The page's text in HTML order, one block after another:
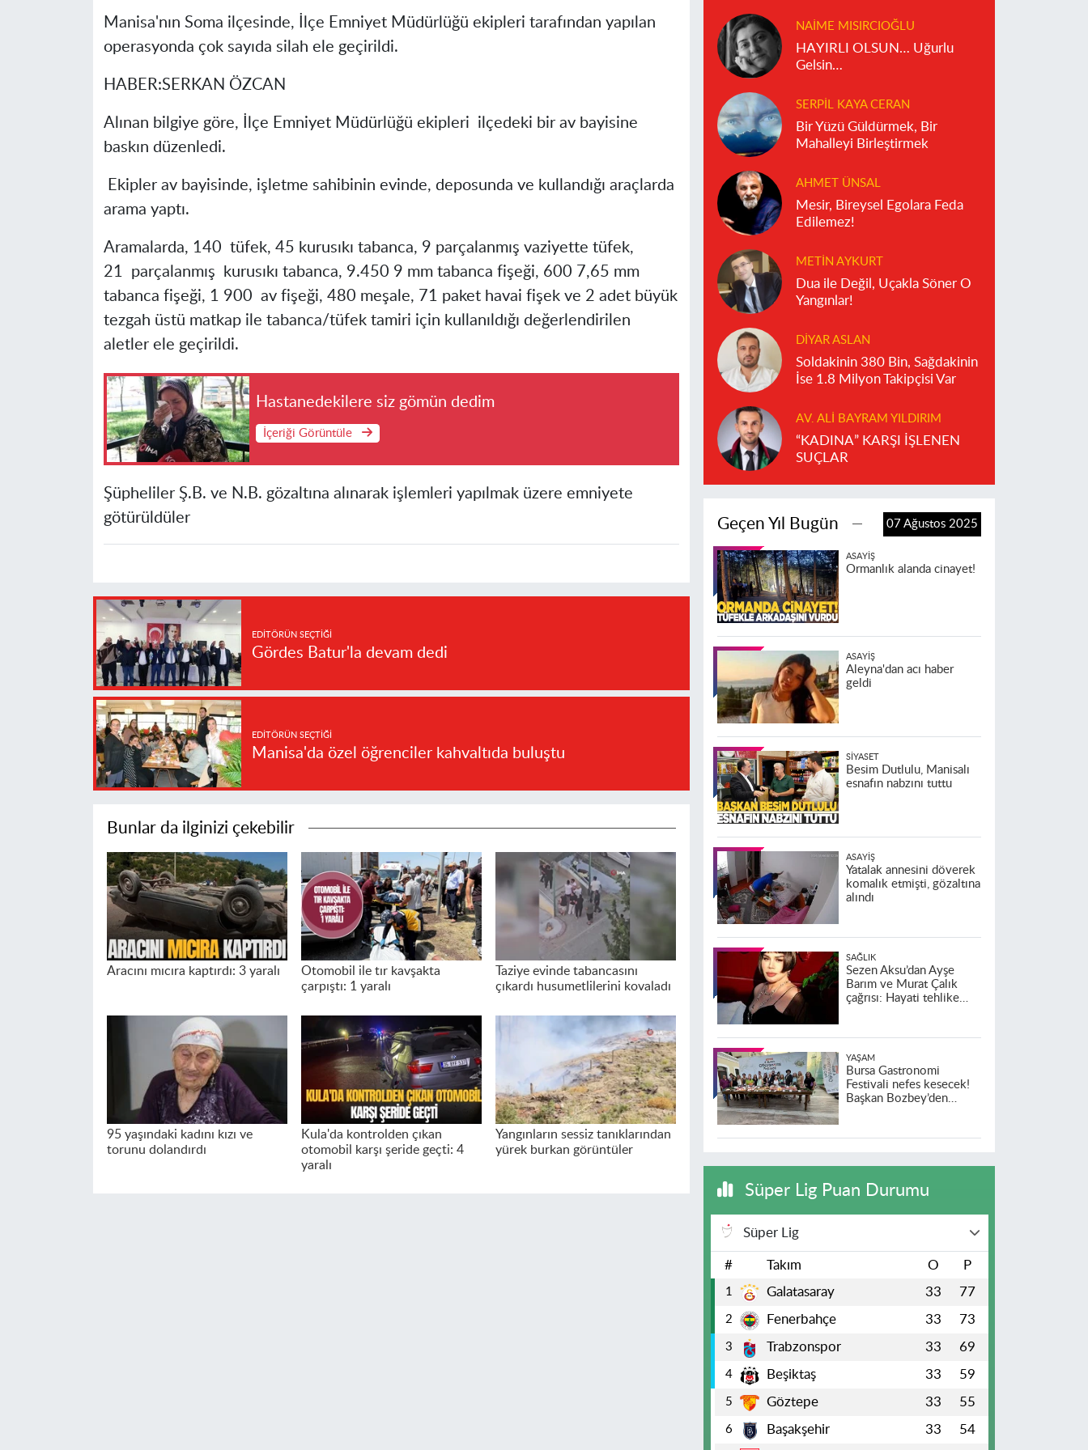
Manisa'nın Soma ilçesinde, İlçe Emniyet Müdürlüğü ekipleri tarafından yapılan
operasyonda çok sayıda silah ele geçirildi.
HABER:SERKAN ÖZCAN
Alınan bilgiye göre, İlçe Emniyet Müdürlüğü ekipleri ilçedeki bir av bayisine
baskın düzenledi.
Ekipler av bayisinde, işletme sahibinin evinde, deposunda ve kullandığı araçlarda
arama yaptı.
Aramalarda, 140 tüfek, 45 kurusıkı tabanca, 9 parçalanmış vaziyette tüfek,
21 parçalanmış kurusıkı tabanca, 9.450 9 mm tabanca fişeği, 600 7,65 mm
tabanca fişeği, 1 900 av fişeği, 480 meşale, 71 paket havai fişek ve 2 adet büyük
tezgah üstü matkap ile tabanca/tüfek tamiri için kullanıldığı değerlendirilen
aletler ele geçirildi.
Hastanedekilere siz gömün dedim
İçeriği Görüntüle
Şüpheliler Ş.B. ve N.B. gözaltına alınarak işlemleri yapılmak üzere emniyete
götürüldüler
EDITÖRÜN SEÇTIĞI
Gördes Batur'la devam dedi
EDITÖRÜN SEÇTIĞI
Manisa'da özel öğrenciler kahvaltıda buluştu
Bunlar da ilginizi çekebilir
Aracını mıcıra kaptırdı: 3 yaralı
Otomobil ile tır kavşakta
çarpıştı: 1 yaralı
Taziye evinde tabancasını
çıkardı husumetlilerini kovaladı
95 yaşındaki kadını kızı ve
torunu dolandırdı
Kula'da kontrolden çıkan
otomobil karşı şeride geçti: 4
yaralı
Yangınların sessiz tanıklarından
yürek burkan görüntüler
NAIME MISIRCIOĞLU
HAYIRLI OLSUN… Uğurlu
Gelsin…
SERPIL KAYA CERAN
Bir Yüzü Güldürmek, Bir
Mahalleyi Birleştirmek
AHMET ÜNSAL
Mesir, Bireysel Egolara Feda
Edilemez!
METIN AYKURT
Dua ile Değil, Uçakla Söner O
Yangınlar!
DIYAR ASLAN
Soldakinin 380 Bin, Sağdakinin
İse 1.8 Milyon Takipçisi Var
AV. ALI BAYRAM YILDIRIM
“KADINA” KARŞI İŞLENEN
SUÇLAR
Geçen Yıl Bugün 07 Ağustos 2025
ASAYIŞ
Ormanlık alanda cinayet!
ASAYIŞ
Aleyna'dan acı haber
geldi
SIYASET
Besim Dutlulu, Manisalı
esnafın nabzını tuttu
ASAYIŞ
Yatalak annesini döverek
komalık etmişti, gözaltına
alındı
SAĞLIK
Sezen Aksu’dan Ayşe
Barım ve Murat Çalık
çağrısı: Hayati tehlike
YAŞAM
Bursa Gastronomi
Festivali nefes kesecek!
Başkan Bozbey’den
Süper Lig Puan Durumu
Süper Lig
# Takım O P
1 Galatasaray 33 77
2 Fenerbahçe 33 73
3 Trabzonspor 33 69
4 Beşiktaş 33 59
5 Göztepe 33 55
6 Başakşehir 33 54